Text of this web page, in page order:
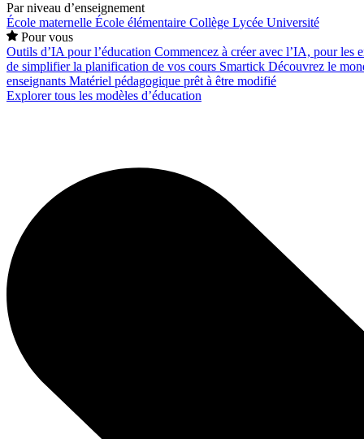
Par niveau d’enseignement
École maternelle École élémentaire Collège Lycée Université
Pour vous
Outils d’IA pour l’éducation Commencez à créer avec l’IA, pour les
de simplifier la planification de vos cours Smartick Découvrez le
enseignants Matériel pédagogique prêt à être modifié
Explorer tous les modèles d’éducation